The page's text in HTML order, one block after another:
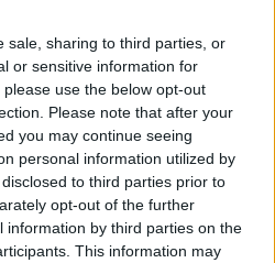
sale, sharing to third parties, or
or sensitive information for
use the below opt-out
Please note that after your
you may continue seeing
personal information utilized by
to third parties prior to
opt-out of the further
information by third parties on the
This information may
10 napja